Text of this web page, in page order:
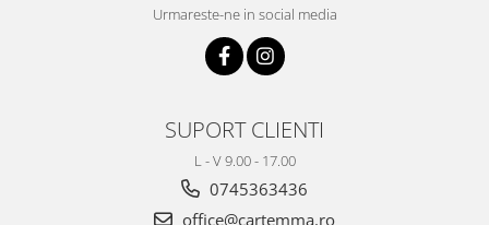
Urmareste-ne in social media
SUPORT CLIENTI
L - V 9.00 - 17.00
0745363436
office@cartemma.ro